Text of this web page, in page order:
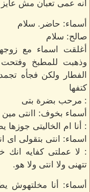
انه عمى تعبان مش
أسماء: حاضر. سلام
صالح: سلام
أغلقت اسماء مع
وذهبت للمطبخ وفتحت
الفطار ولكن فجأه
كتفها
: مرحب بضرة بتى
أسماء بخوف: اانتى مين
: أنا ام الخاليتى
اسماء: انتى بتقولى اى
: لا عملتى كفايه
تتهنى ولا انتى ولا هو.
أسماء: أنا مخلتهوش